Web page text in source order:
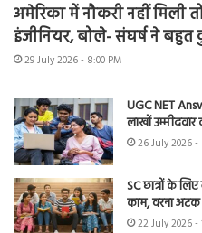
अमेरिका में नौकरी नहीं मिली
इंजीनियर, बोले- संघर्ष ने
29 July 2026 - 8:00 PM
UGC NET
लाखों
26 July 2026 -
SC छात्रों के
काम, वरना
22 July 2026 -